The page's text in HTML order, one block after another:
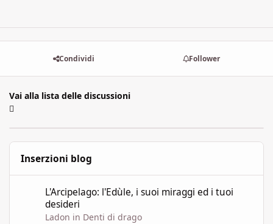
Condividi Follower
Vai alla lista delle discussioni
Inserzioni blog
L'Arcipelago: l'Edùle, i suoi miraggi ed i tuoi
desideri
Ladon in Denti di drago